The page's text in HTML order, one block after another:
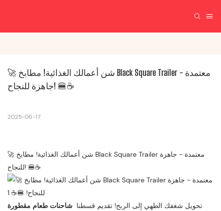
🚀 شن أعمالك الغذائية! مطابخ Black Square Trailer معتمدة -
جاهزة للنجاح! 🍔☕
2025-06-17
🚀 شن أعمالك الغذائية! مطابخ Black Square Trailer معتمدة - جاهزة
للنجاح! 🍔☕
تحويل شغفك الطهي إلى الربح! تقديم قسطنا شاحنات طعام مقطورة